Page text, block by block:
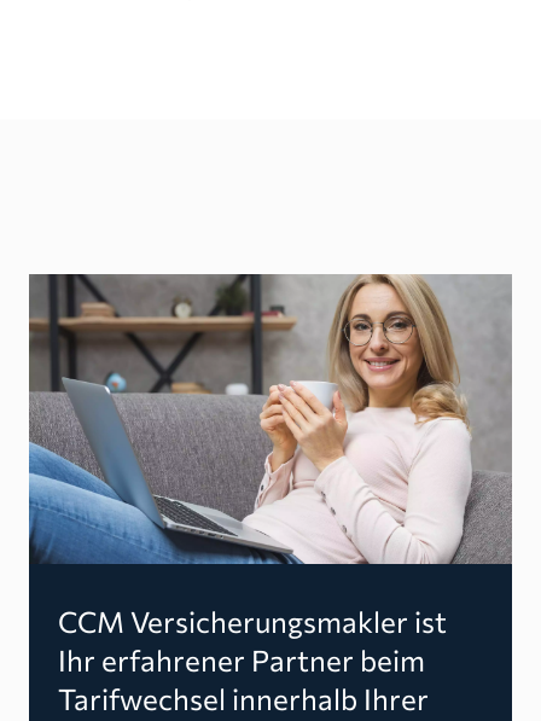
CCM Versicherungsmakler ist
Ihr erfahrener Partner beim
Tarifwechsel innerhalb Ihrer